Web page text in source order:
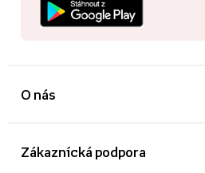
O nás
Zákaznícká podpora